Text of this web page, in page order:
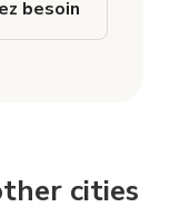
besoin
cities